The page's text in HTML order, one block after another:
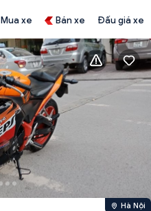
Mua xe Bán xe Đấu giá xe
Hà Nội